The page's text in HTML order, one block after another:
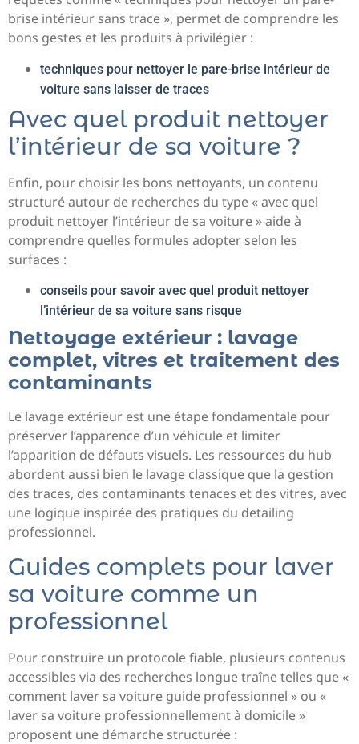
brise intérieur sans trace », permet de comprendre les
bons gestes et les produits à privilégier :
techniques pour nettoyer le pare-brise intérieur de
voiture sans laisser de traces
Avec quel produit nettoyer
l’intérieur de sa voiture ?
Enfin, pour choisir les bons nettoyants, un contenu
structuré autour de recherches du type « avec quel
produit nettoyer l’intérieur de sa voiture » aide à
comprendre quelles formules adopter selon les
surfaces :
conseils pour savoir avec quel produit nettoyer
l’intérieur de sa voiture sans risque
Nettoyage extérieur : lavage
complet, vitres et traitement des
contaminants
Le lavage extérieur est une étape fondamentale pour
préserver l’apparence d’un véhicule et limiter
l’apparition de défauts visuels. Les ressources du hub
abordent aussi bien le lavage classique que la gestion
des traces, des contaminants tenaces et des vitres, avec
une logique inspirée des pratiques du detailing
professionnel.
Guides complets pour laver
sa voiture comme un
professionnel
Pour construire un protocole fiable, plusieurs contenus
accessibles via des recherches longue traîne telles que «
comment laver sa voiture guide professionnel » ou «
laver sa voiture professionnellement à domicile »
proposent une démarche structurée :